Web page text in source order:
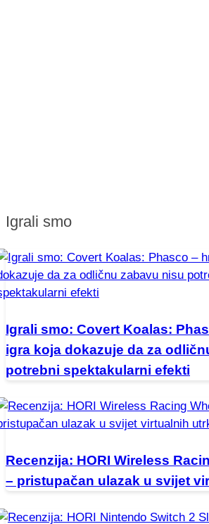
Igrali smo
Igrali smo: Covert Koalas:
igra koja dokazuje da za
potrebni spektakularni efekti
Recenzija: HORI Wireless
– pristupačan ulazak u svijet